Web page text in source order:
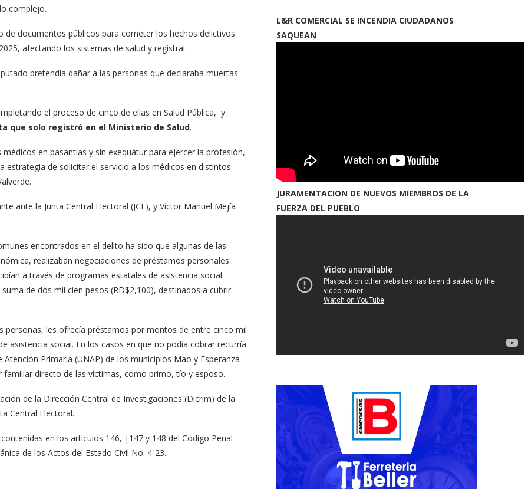
complejo.
documentos públicos para cometer los hechos delictivos
afectando los sistemas de salud y registral.
pretendía dañar a las personas que declaraba muertas
el proceso de cinco de ellas en Salud Pública, y
que solo registró en el Ministerio de Salud.
en pasantías y sin exequátur para ejercer la profesión,
estrategia de solicitar el servicio a los médicos en distintos
ante la Junta Central Electoral (JCE), y Víctor Manuel Mejía
encontrados en el delito ha sido que algunas de las
realizaban negociaciones de préstamos personales
a través de programas estatales de asistencia social.
de dos mil cien pesos (RD$2,100), destinados a cubrir
personas, les ofrecía préstamos por montos de entre cinco mil
asistencia social. En los casos en que no podía cobrar recurría
Primaria (UNAP) de los municipios Mao y Esperanza
directo de las víctimas, como primo, tío y esposo.
de la Dirección Central de Investigaciones (Dicrim) de la
Central Electoral.
en los artículos 146, |147 y 148 del Código Penal
de los Actos del Estado Civil No. 4-23.
L&R COMERCIAL SE INCENDIA CIUDADANOS
SAQUEAN
JURAMENTACION DE NUEVOS MIEMBROS DE LA
FUERZA DEL PUEBLO